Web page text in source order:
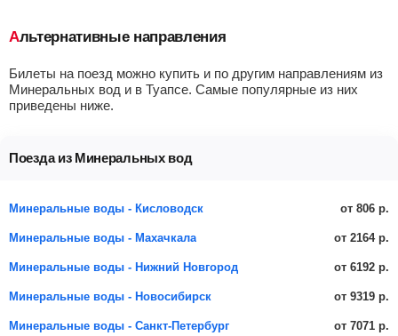
Альтернативные направления
Билеты на поезд можно купить и по другим направлениям из
Минеральных вод и в Туапсе. Самые популярные из них
приведены ниже.
Поезда из Минеральных вод
Минеральные воды - Кисловодск от 806 р.
Минеральные воды - Махачкала от 2164 р.
Минеральные воды - Нижний Новгород от 6192 р.
Минеральные воды - Новосибирск от 9319 р.
Минеральные воды - Санкт-Петербург от 7071 р.